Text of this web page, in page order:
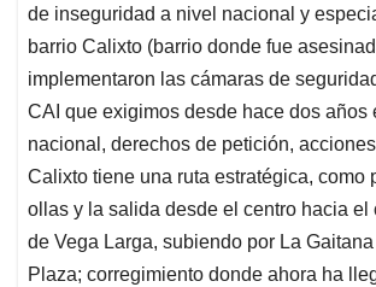
de inseguridad a nivel nacional y
barrio Calixto (barrio donde fue
implementaron las cámaras de
CAI que exigimos desde hace dos años
nacional, derechos de petición,
Calixto tiene una ruta estratégica, como
ollas y la salida desde el centro hacia el
de Vega Larga, subiendo por La
Plaza; corregimiento donde ahora ha